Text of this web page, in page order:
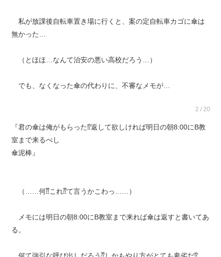
私が放課後自転車置き場に行くと、案の定自転車カゴに傘は
無かった…
（とほほ…なんて治安の悪い高校だろう…）
でも、なくなった傘の代わりに、不審なメモが…
2 / 20
『君の傘は俺がもらった⁉︎返して欲しければ明日の朝8:00にB教
室まで来るべし
傘泥棒』
（……何⁇これ⁇て言うかこわっ……）
メモには明日の朝8:00にB教室まで来れば傘は返すと書いてあ
る。